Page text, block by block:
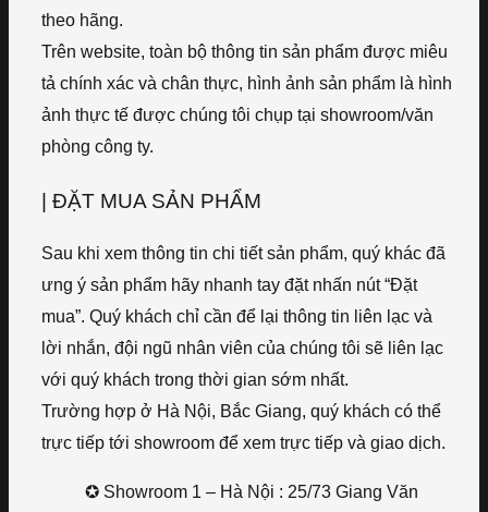
theo hãng.
Trên website, toàn bộ thông tin sản phẩm được miêu
tả chính xác và chân thực, hình ảnh sản phẩm là hình
ảnh thực tế được chúng tôi chụp tại showroom/văn
phòng công ty.
| ĐẶT MUA SẢN PHẨM
Sau khi xem thông tin chi tiết sản phẩm, quý khác đã
ưng ý sản phẩm hãy nhanh tay đặt nhấn nút “Đặt
mua”. Quý khách chỉ cần để lại thông tin liên lạc và
lời nhắn, đội ngũ nhân viên của chúng tôi sẽ liên lạc
với quý khách trong thời gian sớm nhất.
Trường hợp ở Hà Nội, Bắc Giang, quý khách có thể
trực tiếp tới showroom để xem trực tiếp và giao dịch.
✪ Showroom 1 – Hà Nội : 25/73 Giang Văn